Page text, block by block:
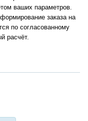
ваших параметров.
заказа на
по согласованному
расчёт.